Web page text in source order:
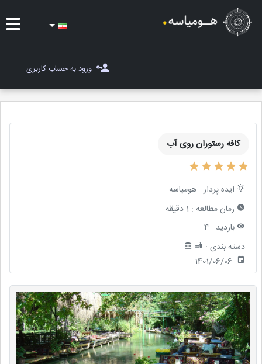
مجله هومیاسه
ورود به حساب کاربری
کافه رستوران روی آب
ایده پرداز :هومیاسه
زمان مطالعه : 1 دقیقه
بازدید :4
دسته بندی :
1401/06/06